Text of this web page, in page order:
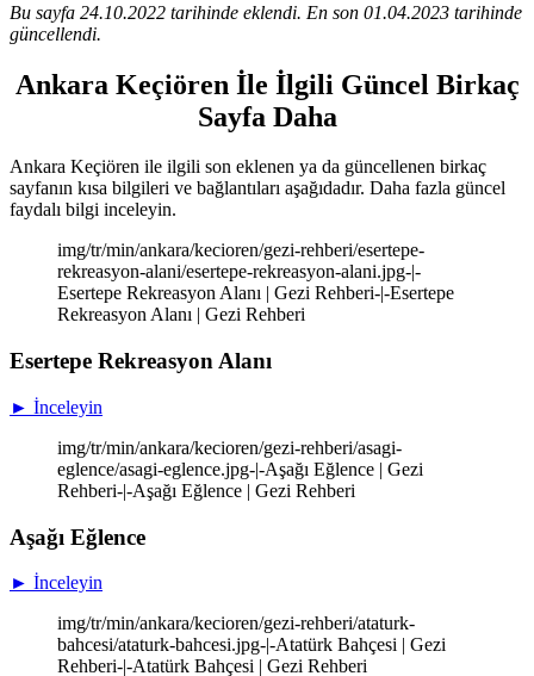
Bu sayfa 24.10.2022 tarihinde eklendi. En son 01.04.2023 tarihinde
güncellendi.
Ankara Keçiören İle İlgili Güncel Birkaç
Sayfa Daha
Ankara Keçiören ile ilgili son eklenen ya da güncellenen birkaç
sayfanın kısa bilgileri ve bağlantıları aşağıdadır. Daha fazla güncel
faydalı bilgi inceleyin.
img/tr/min/ankara/kecioren/gezi-rehberi/esertepe-
rekreasyon-alani/esertepe-rekreasyon-alani.jpg-|-
Esertepe Rekreasyon Alanı | Gezi Rehberi-|-Esertepe
Rekreasyon Alanı | Gezi Rehberi
Esertepe Rekreasyon Alanı
► İnceleyin
img/tr/min/ankara/kecioren/gezi-rehberi/asagi-
eglence/asagi-eglence.jpg-|-Aşağı Eğlence | Gezi
Rehberi-|-Aşağı Eğlence | Gezi Rehberi
Aşağı Eğlence
► İnceleyin
img/tr/min/ankara/kecioren/gezi-rehberi/ataturk-
bahcesi/ataturk-bahcesi.jpg-|-Atatürk Bahçesi | Gezi
Rehberi-|-Atatürk Bahçesi | Gezi Rehberi